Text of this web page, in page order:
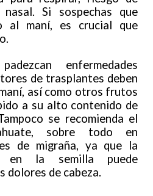
Si sospechas que
al maní, es crucial que
enfermedades
de trasplantes deben
así como otros frutos
a su alto contenido de
se recomienda el
sobre todo en
de migraña, ya que la
en la semilla puede
dolores de cabeza.